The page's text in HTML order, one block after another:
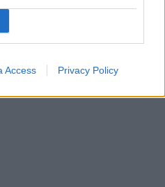
Access Privacy Policy